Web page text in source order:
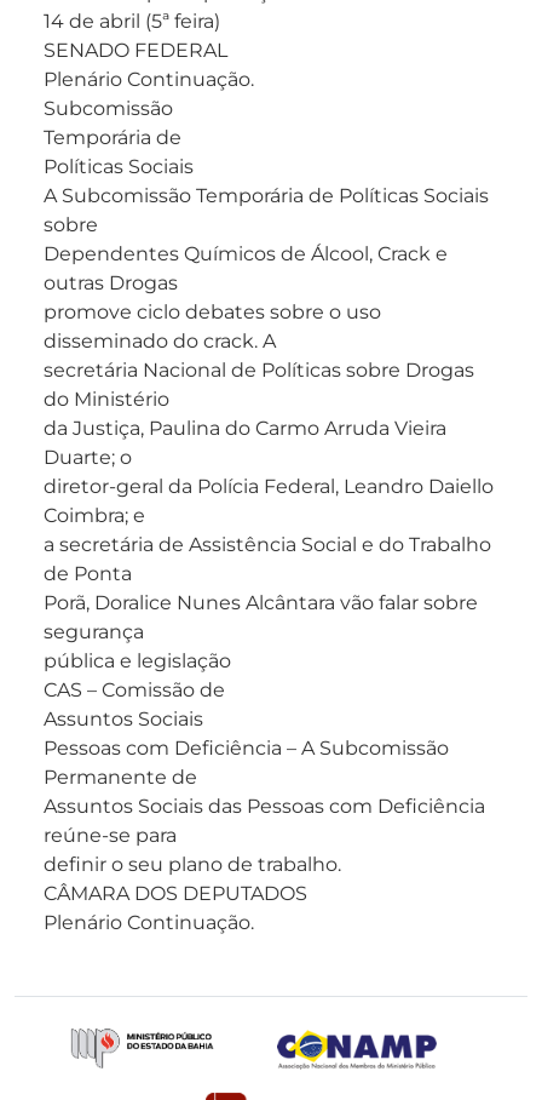
14 de abril (5ª feira)
SENADO FEDERAL
Plenário Continuação.
Subcomissão
Temporária de
Políticas Sociais
A Subcomissão Temporária de Políticas Sociais
sobre
Dependentes Químicos de Álcool, Crack e
outras Drogas
promove ciclo debates sobre o uso
disseminado do crack. A
secretária Nacional de Políticas sobre Drogas
do Ministério
da Justiça, Paulina do Carmo Arruda Vieira
Duarte; o
diretor-geral da Polícia Federal, Leandro Daiello
Coimbra; e
a secretária de Assistência Social e do Trabalho
de Ponta
Porã, Doralice Nunes Alcântara vão falar sobre
segurança
pública e legislação
CAS – Comissão de
Assuntos Sociais
Pessoas com Deficiência – A Subcomissão
Permanente de
Assuntos Sociais das Pessoas com Deficiência
reúne-se para
definir o seu plano de trabalho.
CÂMARA DOS DEPUTADOS
Plenário Continuação.